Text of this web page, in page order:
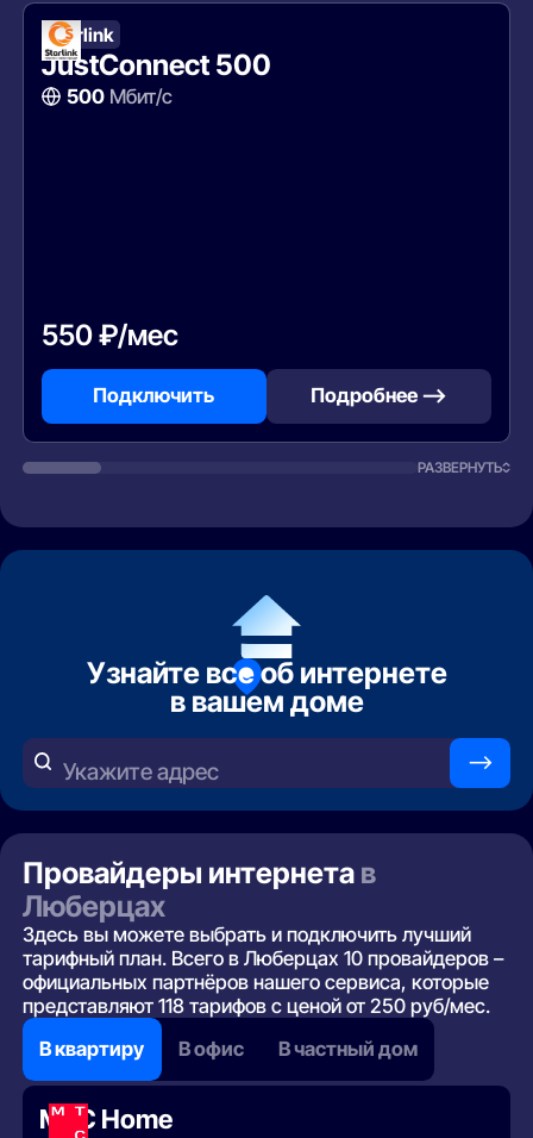
Starlink
JustConnect 500
500Мбит/с
550 ₽/мес
Подключить Подробнее —>
РАЗВЕРНУТЬ
Узнайте все об интернете
в вашем доме
Укажите адрес —>
Провайдеры интернета в
Люберцах
Здесь вы можете выбрать и подключить лучший
тарифный план. Всего в Люберцах 10 провайдеров –
официальных партнёров нашего сервиса, которые
представляют 118 тарифов с ценой от 250 руб/мес.
В квартиру
В офис В частный дом
МТС Home